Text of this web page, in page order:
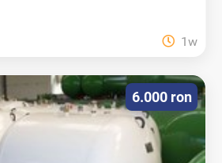
1w
6.000 ron